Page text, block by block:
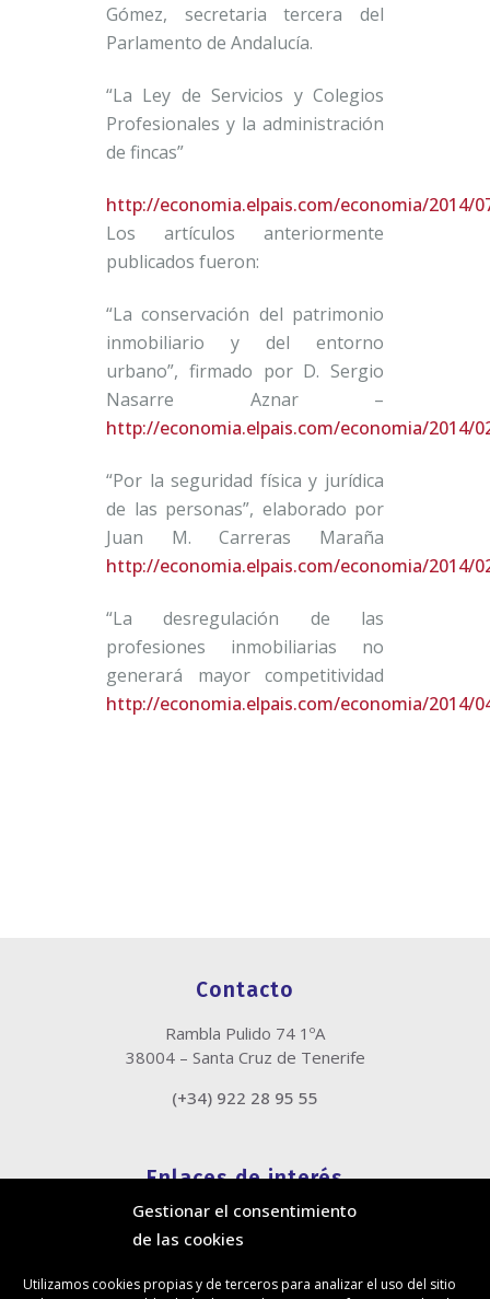
Gestionar el consentimiento
de las cookies
Utilizamos cookies propias y de terceros para analizar el uso del sitio
Gómez, secretaria tercera del
Parlamento de Andalucía.
“La Ley de Servicios y Colegios
Profesionales y la administración
de fincas”
http://economia.elpais.com/economia/2014/
Los artículos anteriormente
publicados fueron:
“La conservación del patrimonio
inmobiliario y del entorno
urbano”, firmado por D. Sergio
Nasarre Aznar –
http://economia.elpais.com/economia/2014/
“Por la seguridad física y jurídica
de las personas”, elaborado por
Juan M. Carreras Maraña
http://economia.elpais.com/economia/2014/
“La desregulación de las
profesiones inmobiliarias no
generará mayor competitividad
http://economia.elpais.com/economia/2014/
Contacto
Rambla Pulido 74 1ºA
38004 – Santa Cruz de Tenerife
(+34) 922 28 95 55
Enlaces de interés
Política de cookies
Política de privacidad
Canal de denuncias